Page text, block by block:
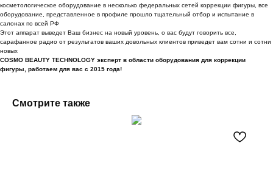
косметологическое оборудование в несколько федеральных сетей коррекции фигуры, все
оборудование, представленное в профиле прошло тщательный отбор и испытание в
салонах по всей РФ
Этот аппарат выведет Ваш бизнес на новый уровень, о вас будут говорить все,
сарафанное радио от результатов ваших довольных клиентов приведет вам сотни и сотни
новых
COSMO BEAUTY TECHNOLOGY эксперт в области оборудования для коррекции
фигуры, работаем для вас с 2015 года!
Смотрите также